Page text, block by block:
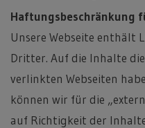
Haftungsbeschränkung
Unsere Webseite enthält
Dritter. Auf die Inhalte
verlinkten Webseiten
können wir für die
auf Richtigkeit der